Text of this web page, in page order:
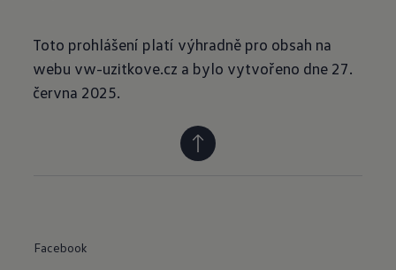
Toto prohlášení platí výhradně pro obsah na
webu vw-uzitkove.cz a bylo vytvořeno dne 27.
června 2025.
Facebook